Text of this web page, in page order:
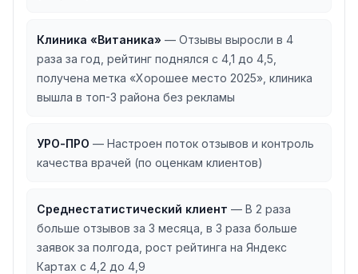
Клиника «Витаника» — Отзывы выросли в 4
раза за год, рейтинг поднялся с 4,1 до 4,5,
получена метка «Хорошее место 2025», клиника
вышла в топ-3 района без рекламы
УРО-ПРО — Настроен поток отзывов и контроль
качества врачей (по оценкам клиентов)
Среднестатистический клиент — В 2 раза
больше отзывов за 3 месяца, в 3 раза больше
заявок за полгода, рост рейтинга на Яндекс
Картах с 4,2 до 4,9